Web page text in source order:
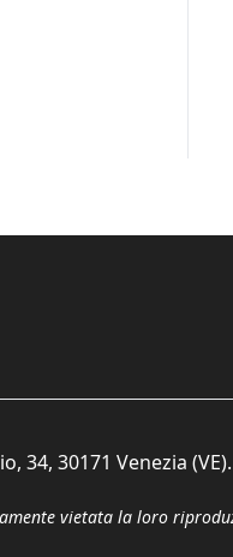
30171 Venezia (VE).
vietata la loro